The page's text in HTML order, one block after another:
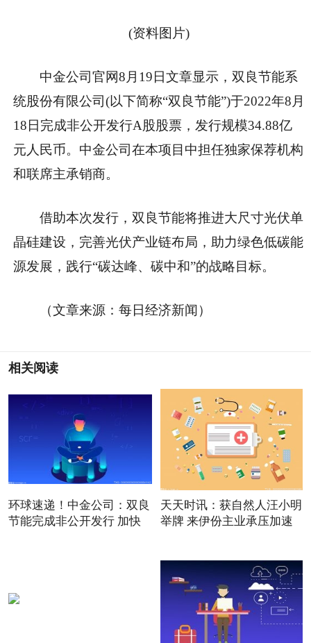
(资料图片)
中金公司官网8月19日文章显示，双良节能系
统股份有限公司(以下简称“双良节能”)于2022年8月
18日完成非公开发行A股股票，发行规模34.88亿
元人民币。中金公司在本项目中担任独家保荐机构
和联席主承销商。
借助本次发行，双良节能将推进大尺寸光伏单
晶硅建设，完善光伏产业链布局，助力绿色低碳能
源发展，践行“碳达峰、碳中和”的战略目标。
（文章来源：每日经济新闻）
相关阅读
环球速递！中金公司：双良
节能完成非公开发行 加快
天天时讯：获自然人汪小明
举牌 来伊份主业承压加速